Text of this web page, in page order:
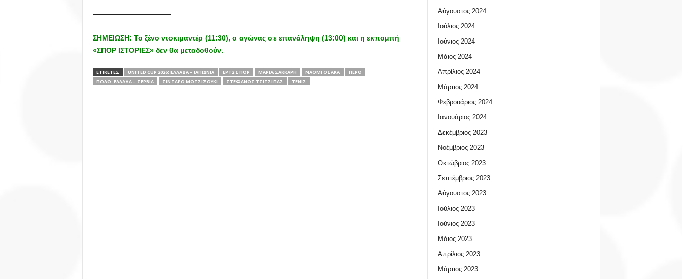
———————————
ΣΗΜΕΙΩΣΗ: Το ξένο ντοκιμαντέρ (11:30), ο αγώνας σε επανάληψη (13:00) και η εκπομπή
«ΣΠΟΡ ΙΣΤΟΡΙΕΣ» δεν θα μεταδοθούν.
ΕΤΙΚΕΤΕΣ UNITED CUP 2026: ΕΛΛΑΔΑ – ΙΑΠΩΝΙΑ ΕΡΤ2 ΣΠΟΡ ΜΑΡΊΑ ΣΆΚΚΑΡΗ ΝΑΌΜΙ ΟΣΆΚΑ
ΠΕΡΘ
ΠΟΛΟ: ΕΛΛΑΔΑ – ΣΕΡΒΙΑ
ΣΙΝΤΆΡΟ ΜΟΤΣΙΖΟΎΚΙ ΣΤΈΦΑΝΟΣ ΤΣΙΤΣΙΠΆΣ ΤΈΝΙΣ
Αύγουστος 2024
Ιούλιος 2024
Ιούνιος 2024
Μάιος 2024
Απρίλιος 2024
Μάρτιος 2024
Φεβρουάριος 2024
Ιανουάριος 2024
Δεκέμβριος 2023
Νοέμβριος 2023
Οκτώβριος 2023
Σεπτέμβριος 2023
Αύγουστος 2023
Ιούλιος 2023
Ιούνιος 2023
Μάιος 2023
Απρίλιος 2023
Μάρτιος 2023